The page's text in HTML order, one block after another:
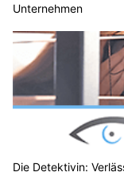
Unternehmen
Die Detektivin: